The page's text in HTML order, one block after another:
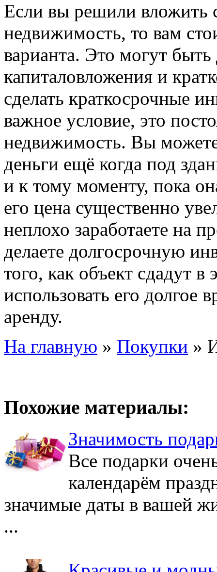
Если вы решили вложить
недвижимость, то вам
варианта. Это могут
капиталовложения и
сделать краткосрочные
важное условие, это
недвижимость. Вы можете
деньги ещё когда под
и к тому моменту, пока
его цена существенно
неплохо заработаете на
делаете долгосрочную
того, как объект сдадут
использовать его долгое
аренду.
На главную » Покупки »
Похожие материалы:
Значимость
Все подарки
календарём
значимые даты в вашей
...